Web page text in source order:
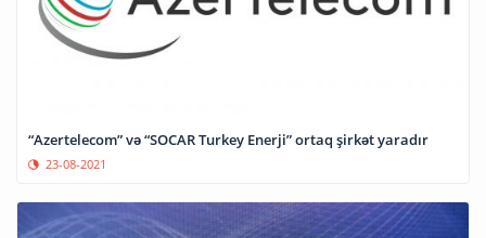
“Azertelecom” və “SOCAR Turkey Enerji” ortaq şirkət yaradır
23-08-2021